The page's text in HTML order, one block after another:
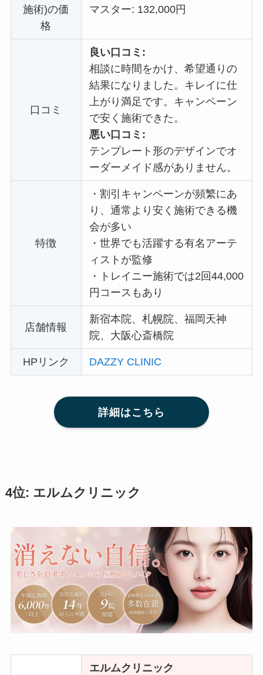
施術)の価
格
マスター: 132,000円
口コミ
良い口コミ:
相談に時間をかけ、希望通りの
結果になりました。キレイに仕
上がり満足です。キャンペーン
で安く施術できた。
悪い口コミ:
テンプレート形のデザインでオ
ーダーメイド感がありません。
特徴
・割引キャンペーンが頻繁にあ
り、通常より安く施術できる機
会が多い
・世界でも活躍する有名アーテ
ィストが監修
・
トレイニー施術では2回44,000
円コースもあり
店舗情報
新宿本院、札幌院、福岡天神
院、大阪心斎橋院
HPリンク DAZZY CLINIC
詳細はこちら
4位: エルムクリニック
エルムクリニック